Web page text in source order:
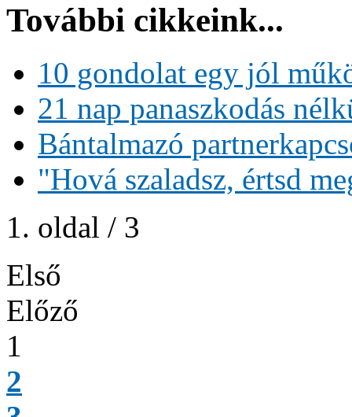
További cikkeink...
10 gondolat egy jól
21 nap panaszkodás
Bántalmazó
"Hová szaladsz, értsd
1. oldal / 3
Első
Előző
1
2